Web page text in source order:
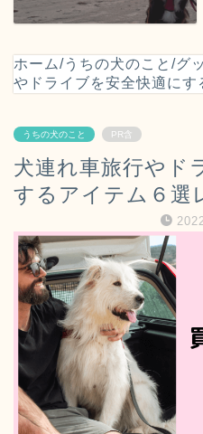
ホーム/うちの犬のこと /グ
やドライブを安全快適にす
うちの犬のこと PR含
犬連れ車旅行やド
するアイテム６選